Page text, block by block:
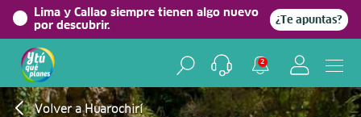
Lima y Callao siempre tienen algo nuevo
por descubrir.
¿Te apuntas?
2
Volver a Huarochirí